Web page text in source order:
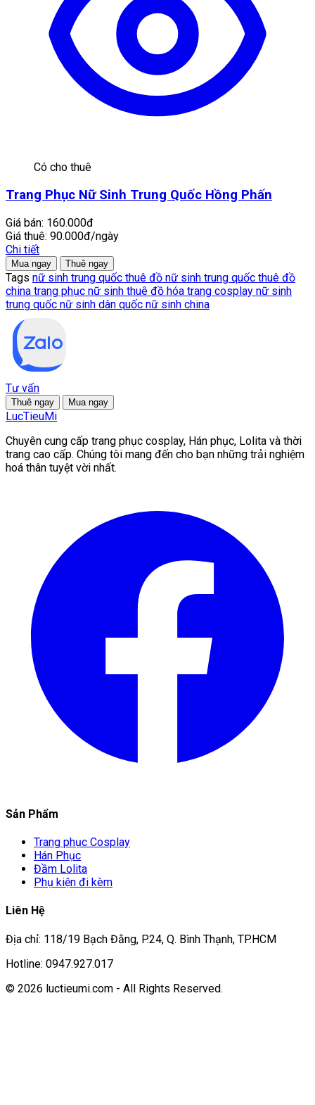
Có cho thuê
Trang Phục Nữ Sinh Trung Quốc Hồng Phấn
Giá bán: 160.000đ
Giá thuê: 90.000đ/ngày
Chi tiết
Mua ngay Thuê ngay
Tags nữ sinh trung quốc thuê đồ nữ sinh trung quốc thuê đồ
china trang phục nữ sinh thuê đồ hóa trang cosplay nữ sinh
trung quốc nữ sinh dân quốc nữ sinh china
Tư vấn
Thuê ngay Mua ngay
LucTieuMi
Chuyên cung cấp trang phục cosplay, Hán phục, Lolita và thời
trang cao cấp. Chúng tôi mang đến cho bạn những trải nghiệm
hoá thân tuyệt vời nhất.
Sản Phẩm
Trang phục Cosplay
Hán Phục
Đầm Lolita
Phụ kiện đi kèm
Liên Hệ
Địa chỉ: 118/19 Bạch Đằng, P.24, Q. Bình Thạnh, TP.HCM
Hotline: 0947.927.017
© 2026 luctieumi.com - All Rights Reserved.